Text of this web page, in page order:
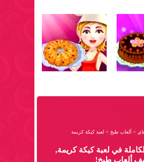
> ألعاب طبخ > لعبة كيكة كريمة
في لعبة كيكة كريمة,
ألعاب طبخ!